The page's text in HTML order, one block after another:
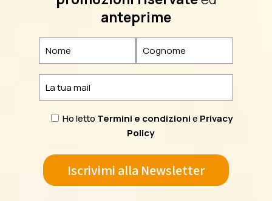
anteprime
Ho letto Termini e condizionie Privacy
Policy